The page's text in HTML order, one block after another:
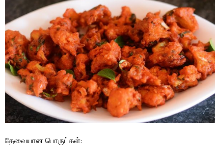
தேவையான பொருட்கள்: